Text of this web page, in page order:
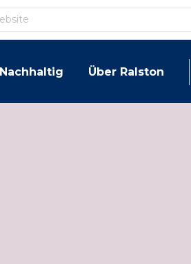
Nachhaltig Über Ralston